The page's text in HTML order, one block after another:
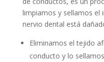
limpiamos y sellamos el
nervio dental está
Eliminamos el tejido
conducto y lo